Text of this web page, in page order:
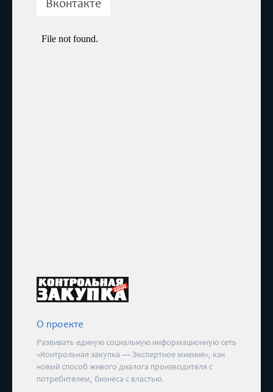
Вконтакте
О проекте
Развивать единую социальную информационную сеть
«Контрольная закупка — Экспертное мнение», как
новый способ живого диалога производителя с
потребителем, бизнеса с властью.